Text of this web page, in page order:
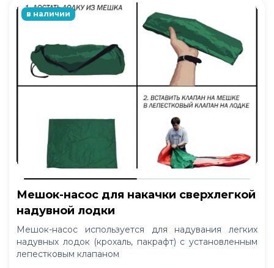
в наличии
Мешок-насос для накачки сверхлегкой
надувной лодки
Мешок-насос используется для надувания легких
надувных лодок (крохаль, пакрафт) с установленным
лепестковым клапаном